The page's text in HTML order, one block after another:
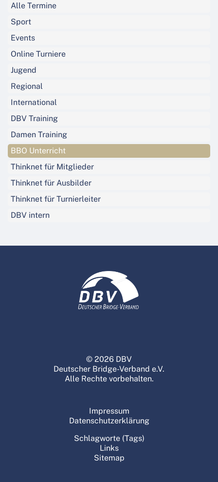
Alle Termine
Sport
Events
Online Turniere
Jugend
Regional
International
DBV Training
Damen Training
BBO Unterricht
Thinknet für Mitglieder
Thinknet für Ausbilder
Thinknet für Turnierleiter
DBV intern
© 2026 DBV
Deutscher Bridge-Verband e.V.
Alle Rechte vorbehalten.
Impressum
Datenschutzerklärung
Schlagworte (Tags)
Links
Sitemap